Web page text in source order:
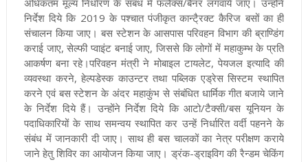
निर्देश दिये कि 2019 के पश्चात पंजीकृत कान्टै्रक्ट कैरिज बसों का ही
संचालन किया जाए। बस स्टेशन के आसपास परिवहन विभाग की ब्राण्डिंग
कराई जाए, सेल्फी प्वाइंट बनाई जाए, जिससे कि लोगों में महाकुम्भ के प्रति
आकर्षण बना रहे।परिवहन मंत्री ने मोबाइल टायलेट, पेयजल इत्यादि की
व्यवस्था करने, हेल्पडेस्क काउन्टर तथा पब्लिक एड्रेस सिस्टम स्थापित
करने एवं बस स्टेशन के अंदर महाकुंभ से संबंधित धार्मिक गीत बजाये जाने
के निर्देश दिये हैं। उन्होंने निर्देश दिये कि आटो/टैक्सी/बस यूनियन के
पदाधिकारियों के साथ समन्वय स्थापित कर उन्हें निर्धारित वर्दी पहनने के
संबंध में जानकारी दी जाए। साथ ही बस चालकों का नेत्र परीक्षण कराये
जाने हेतु शिविर का आयोजन किया जाए। ड्रंक-ड्राइविग की रैन्डम चेकिंग